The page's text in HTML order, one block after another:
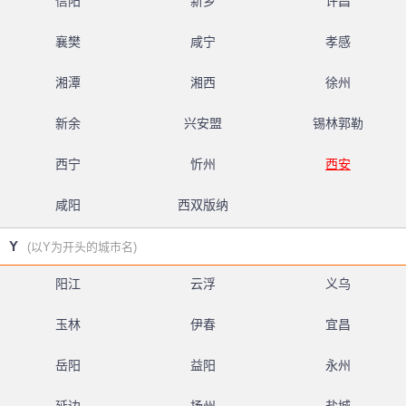
襄樊 咸宁 孝感
湘潭 湘西 徐州
新余 兴安盟 锡林郭勒
西宁 忻州 西安
咸阳 西双版纳
Y (以Y为开头的城市名)
阳江 云浮 义乌
玉林 伊春 宜昌
岳阳 益阳 永州